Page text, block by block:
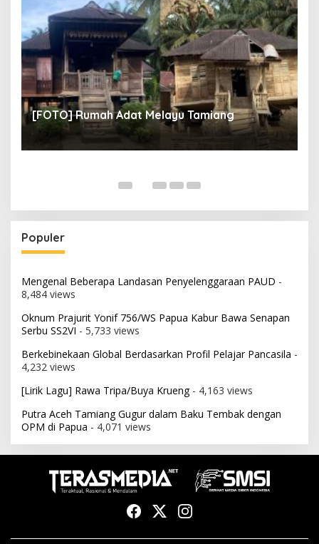
[FOTO] Rumah Adat Melayu Tamiang
Populer
Mengenal Beberapa Landasan Penyelenggaraan PAUD -
8,484 views
Oknum Prajurit Yonif 756/WS Papua Kabur Bawa Senapan
Serbu SS2VI - 5,733 views
Berkebinekaan Global Berdasarkan Profil Pelajar Pancasila -
4,232 views
[Lirik Lagu] Rawa Tripa/Buya Krueng- 4,163 views
Putra Aceh Tamiang Gugur dalam Baku Tembak dengan
OPM di Papua - 4,071 views